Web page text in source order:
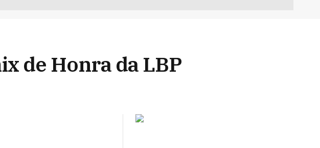
de Honra da LBP